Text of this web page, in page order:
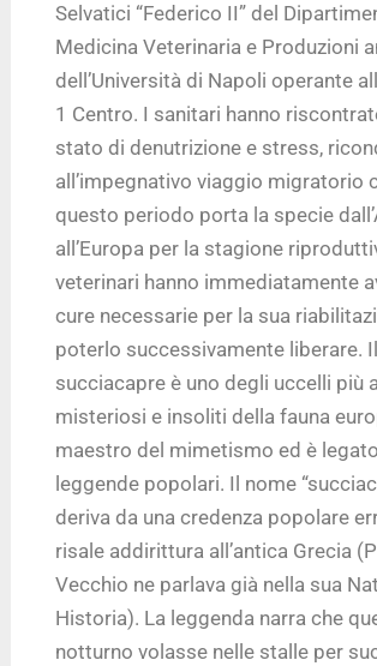
Selvatici “Federico II” del
Medicina Veterinaria e Produzioni
dell’Università di Napoli operante
1 Centro. I sanitari hanno
stato di denutrizione e stress,
all’impegnativo viaggio migratorio
questo periodo porta la specie
all’Europa per la stagione
veterinari hanno immediatamente
cure necessarie per la sua
poterlo successivamente liberare. Il
succiacapre è uno degli uccelli più
misteriosi e insoliti della fauna
maestro del mimetismo ed è
leggende popolari. Il nome
deriva da una credenza popolare
risale addirittura all’antica Grecia
Vecchio ne parlava già nella sua
Historia). La leggenda narra che
notturno volasse nelle stalle per